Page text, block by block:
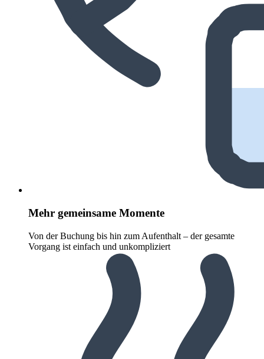
Mehr gemeinsame Momente
Von der Buchung bis hin zum Aufenthalt – der gesamte
Vorgang ist einfach und unkompliziert